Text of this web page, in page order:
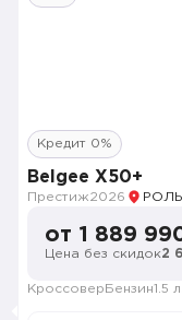
Кредит 0%
Belgee X50+
Престиж2026
от 1 889
Цена без скидок2
Кроссовер Бензин1.5 л.